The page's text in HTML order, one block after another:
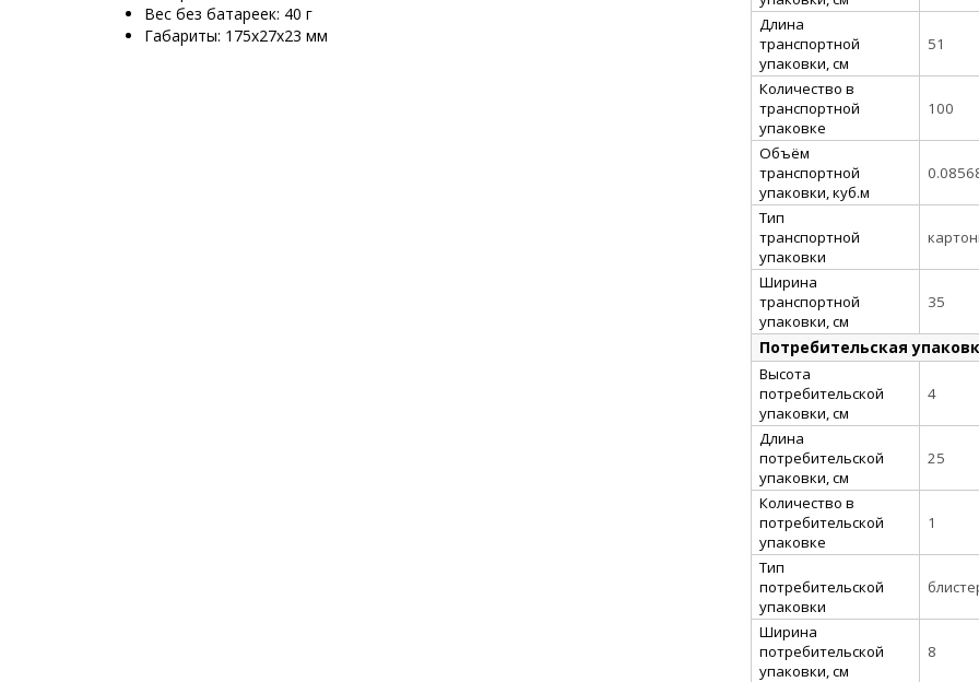
Вес без батареек: 40 г
Габариты: 175х27х23 мм
Длина
транспортной
упаковки, см
51
Количество в
транспортной
упаковке
100
Объём
транспортной
упаковки, куб.м
Тип
транспортной
упаковки
Ширина
транспортной
упаковки, см
35
Потребительская
Высота
потребительской
упаковки, см
4
Длина
потребительской
упаковки, см
25
Количество в
потребительской
упаковке
1
Тип
потребительской
упаковки
Ширина
потребительской
упаковки, см
8